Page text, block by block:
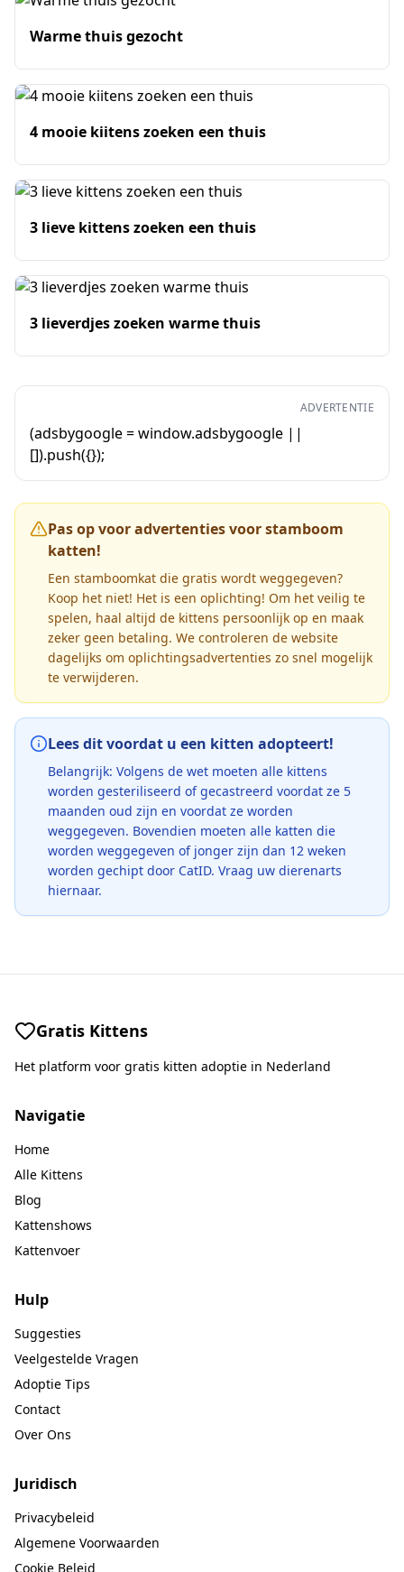
Warme thuis gezocht
4 mooie kiitens zoeken een thuis
3 lieve kittens zoeken een thuis
3 lieverdjes zoeken warme thuis
ADVERTENTIE
(adsbygoogle = window.adsbygoogle ||
[]).push({});
Pas op voor advertenties voor stamboom
katten!
Een stamboomkat die gratis wordt weggegeven?
Koop het niet! Het is een oplichting! Om het veilig te
spelen, haal altijd de kittens persoonlijk op en maak
zeker geen betaling. We controleren de website
dagelijks om oplichtingsadvertenties zo snel mogelijk
te verwijderen.
Lees dit voordat u een kitten adopteert!
Belangrijk: Volgens de wet moeten alle kittens
worden gesteriliseerd of gecastreerd voordat ze 5
maanden oud zijn en voordat ze worden
weggegeven. Bovendien moeten alle katten die
worden weggegeven of jonger zijn dan 12 weken
worden gechipt door CatID. Vraag uw dierenarts
hiernaar.
Gratis Kittens
Het platform voor gratis kitten adoptie in Nederland
Navigatie
Home
Alle Kittens
Blog
Kattenshows
Kattenvoer
Hulp
Suggesties
Veelgestelde Vragen
Adoptie Tips
Contact
Over Ons
Juridisch
Privacybeleid
Algemene Voorwaarden
Cookie Beleid